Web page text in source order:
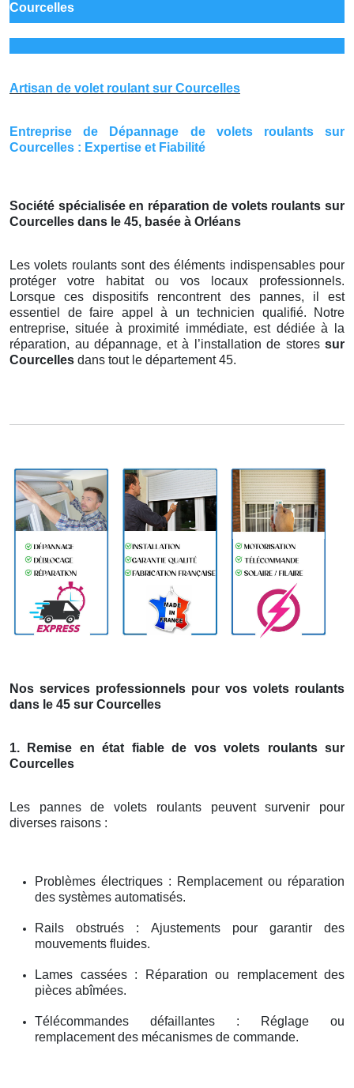
Courcelles
Artisan de volet roulant sur Courcelles
Entreprise de Dépannage de volets roulants sur
Courcelles : Expertise et Fiabilité
Société spécialisée en réparation de volets roulants sur
Courcelles dans le 45, basée à Orléans
Les volets roulants sont des éléments indispensables pour
protéger votre habitat ou vos locaux professionnels.
Lorsque ces dispositifs rencontrent des pannes, il est
essentiel de faire appel à un technicien qualifié. Notre
entreprise, située à proximité immédiate, est dédiée à la
réparation, au dépannage, et à l’installation de stores sur
Courcelles dans tout le département 45.
Nos services professionnels pour vos volets roulants
dans le 45 sur Courcelles
1. Remise en état fiable de vos volets roulants sur
Courcelles
Les pannes de volets roulants peuvent survenir pour
diverses raisons :
Problèmes électriques : Remplacement ou réparation
des systèmes automatisés.
Rails obstrués : Ajustements pour garantir des
mouvements fluides.
Lames cassées : Réparation ou remplacement des
pièces abîmées.
Télécommandes défaillantes : Réglage ou
remplacement des mécanismes de commande.